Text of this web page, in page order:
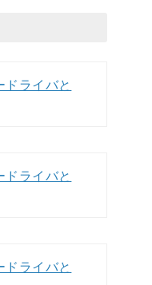
ライバと
ライバと
ライバと